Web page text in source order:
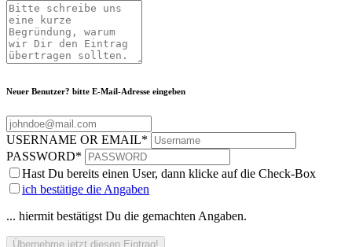
Neuer Benutzer? bitte E-Mail-Adresse eingeben
USERNAME OR EMAIL*
PASSWORD*
Hast Du bereits einen User, dann klicke auf die Check-Box
ich bestätige die Angaben
... hiermit bestätigst Du die gemachten Angaben.